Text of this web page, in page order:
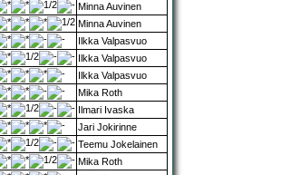
Minna Auvinen
Minna Auvinen
Ilkka Valpasvuo
Ilkka Valpasvuo
Ilkka Valpasvuo
Mika Roth
Ilmari Ivaska
Jari Jokirinne
Teemu Jokelainen
Mika Roth